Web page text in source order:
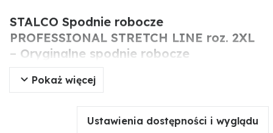
STALCO Spodnie robocze
PROFESSIONAL STRETCH LINE roz. 2XL
– Oryginalne spodnie robocze
Oryginalne spodnie robocze STALCO
PROFESSIONAL STRETCH LINE to zaawansowane
spodnie robocze łączące elastyczność i
wytrzymałość. Dzięki zastosowaniu materiału
Pokaż więcej
Ustawienia dostępności i wyglądu